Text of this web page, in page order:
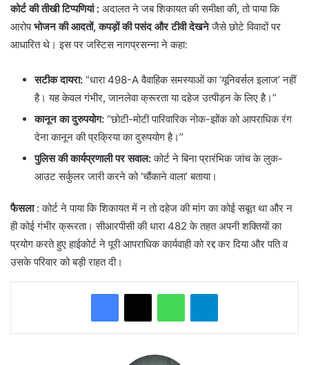
कोर्ट की तीखी टिप्पणियां : अदालत ने जब शिकायत की समीक्षा की, तो पाया कि
आरोपभोजन की आदतों, कपड़ों की पसंद और टीवी देखनेजैसे छोटे विवादों पर
आधारित थे। इस पर जस्टिस नागप्रसन्ना ने कहा:
सटीक दायरा: “धारा 498-A वैवाहिक समस्याओं का ‘यूनिवर्सल इलाज’ नहीं
है। यह केवल गंभीर, जानलेवा क्रूरता या दहेज उत्पीड़न के लिए है।”
कानून का दुरुपयोग: “छोटी-मोटी पारिवारिक नोक-झोंक को आपराधिक रंग
देना कानून की प्रक्रिया का दुरुपयोग है।”
पुलिस की कार्यप्रणाली पर सवाल:कोर्ट ने बिना प्रारंभिक जांच के लुक-
आउट सर्कुलर जारी करने को ‘चौंकाने वाला’ बताया।
फैसला: ​कोर्ट ने पाया कि शिकायत में न तो दहेज की मांग का कोई सबूत था और न
ही कोई गंभीर क्रूरता। सीआरपीसी की धारा 482 के तहत अपनी शक्तियों का
प्रयोग करते हुए हाईकोर्ट ने पूरी आपराधिक कार्यवाही को रद्द कर दिया और पति व
उसके परिवार को बड़ी राहत दी।
WhatsAppTelegram